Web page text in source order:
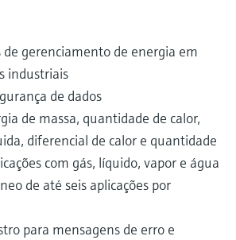
de gerenciamento de energia em
industriais
de dados
de massa, quantidade de calor,
diferencial de calor e quantidade
com gás, líquido, vapor e água
de até seis aplicações por
para mensagens de erro e